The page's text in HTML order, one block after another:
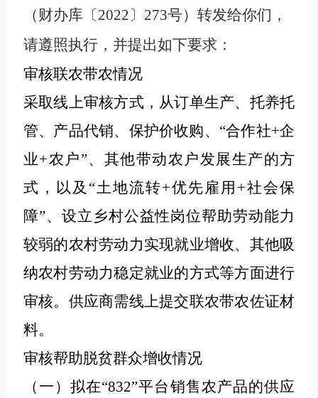
（财办库〔2022〕273号）转发给你们，
请遵照执行，并提出如下要求：
审核联农带农情况
采取线上审核方式，从订单生产、托养托
管、产品代销、保护价收购、“合作社+企
业+农户”、其他带动农户发展生产的方
式，以及“土地流转+优先雇用+社会保
障”、设立乡村公益性岗位帮助劳动能力
较弱的农村劳动力实现就业增收、其他吸
纳农村劳动力稳定就业的方式等方面进行
审核。供应商需线上提交联农带农佐证材
料。
审核帮助脱贫群众增收情况
（一）拟在“832”平台销售农产品的供应